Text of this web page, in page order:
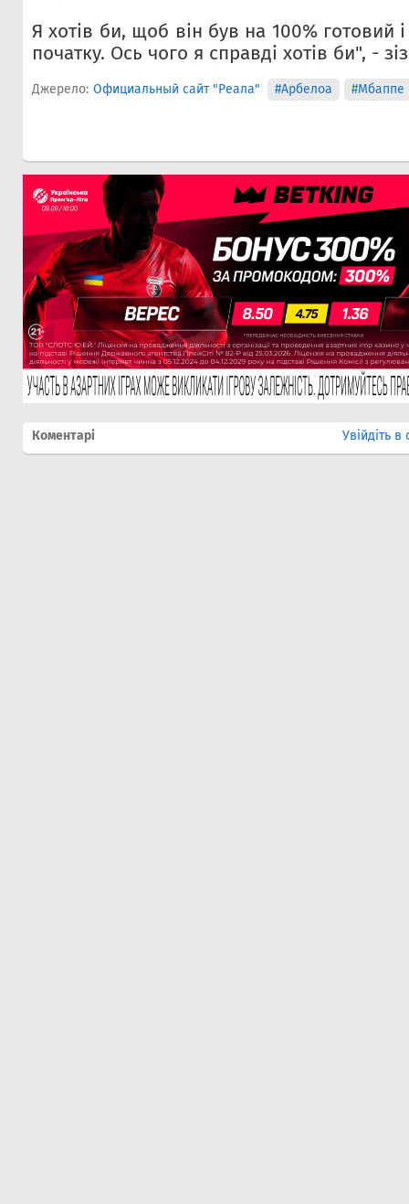
Я хотів би, щоб він був на 100% готовий
початку. Ось чого я справді хотів би", -
Джерело: Официальный сайт "Реала" #Арбелоа #Мбаппе
Коментарі Увійдіть в